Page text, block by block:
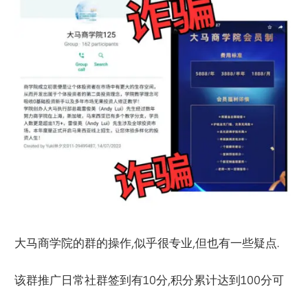
大马商学院的群的操作,似乎很专业,但也有一些疑点.
该群推广日常社群签到有10分,积分累计达到100分可